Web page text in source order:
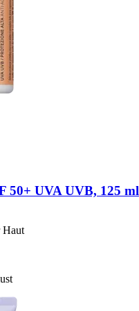
50+ UVA UVB, 125 ml
Haut